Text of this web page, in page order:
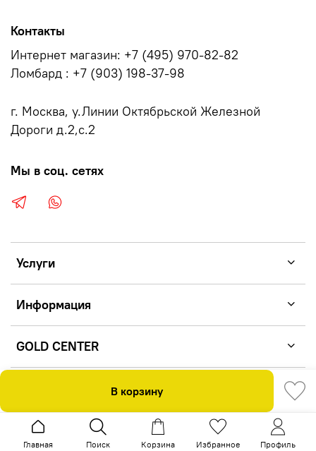
В корзину
Услуги
Информация
GOLD CENTER
Контакты
Интернет магазин: +7 (495) 970-82-82
Ломбард : +7 (903) 198-37-98
г. Москва, у.Линии Октябрьской Железной
Дороги д.2,с.2
Мы в соц. сетях
Главная Поиск Корзина Избранное Профиль